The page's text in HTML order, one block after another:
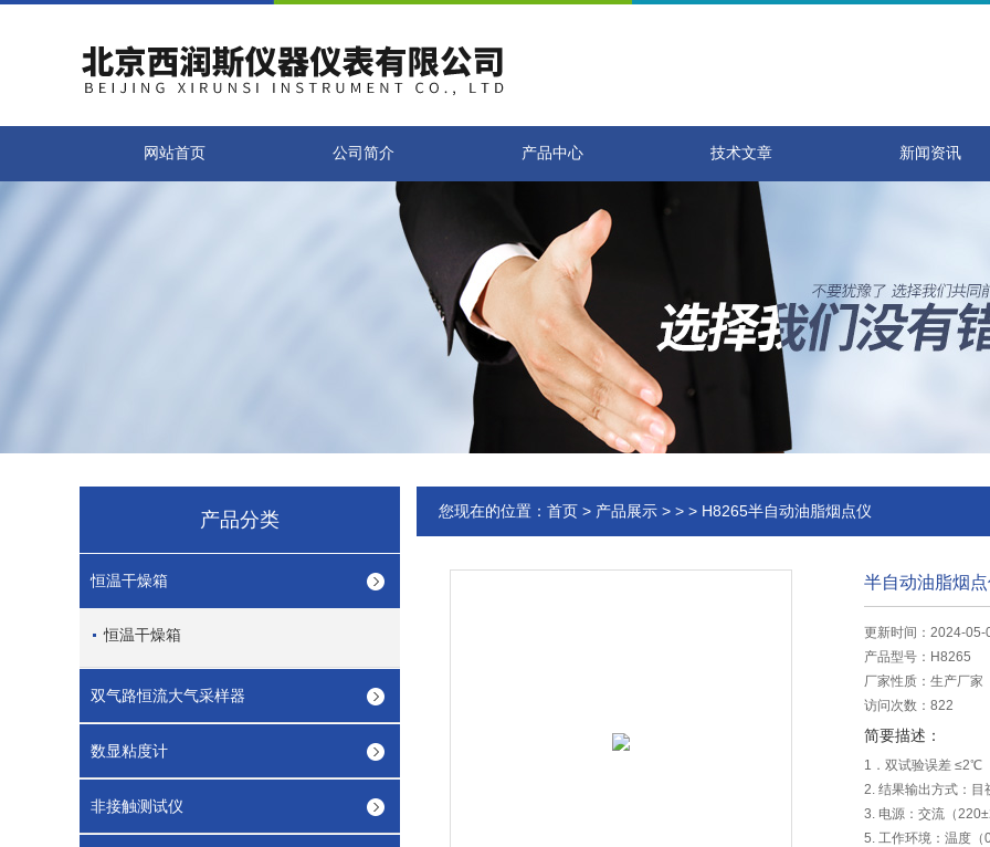
网站首页 公司简介 产品中心 技术文章 新闻资讯
产品分类
恒温干燥箱
恒温干燥箱
双气路恒流大气采样器
数显粘度计
非接触测试仪
您现在的位置： 首页 > 产品展示 > > > H8265半自动油脂烟点仪
半自动油脂烟
更新时间：2024-05-
产品型号： H8265
厂家性质： 生产厂家
访问次数： 822
简要描述：
1．双试验误差 ≤2℃
2. 结果输出方式：目
3. 电源：交流（
5. 工作环境：温度